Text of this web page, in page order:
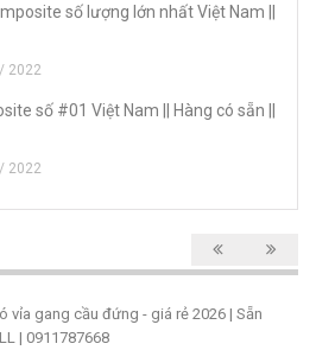
số lượng lớn nhất Việt Nam ||
2022
số #01 Việt Nam || Hàng có sẵn ||
2022
vỉa gang cầu đứng - giá rẻ 2026 | Sẵn
| 0911787668